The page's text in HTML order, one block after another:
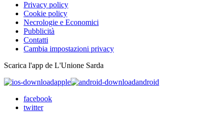
Privacy policy
Cookie policy
Necrologie e Economici
Pubblicità
Contatti
Cambia impostazioni privacy
Scarica l'app de L'Unione Sarda
apple
android
facebook
twitter